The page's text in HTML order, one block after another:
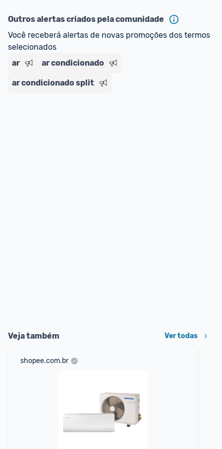
Outros alertas criados pela comunidade
Você receberá alertas de novas promoções dos termos
selecionados
ar
ar condicionado
ar condicionado split
Veja também Ver todas
shopee.com.br